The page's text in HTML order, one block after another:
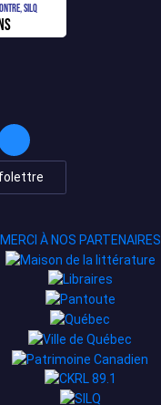
SILQ
MERCI À NOS PARTENAIRES